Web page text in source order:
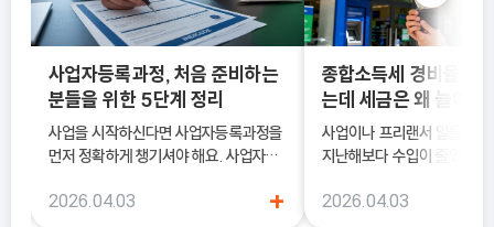
사업자등록과정, 처음 준비하는
분들을 위한 5단계 정리
사업을 시작하신다면 사업자등록과정을
먼저 정확하게 챙기셔야 해요. 사업자등
국세청에 정식으로 사업을 시작한다고
2026.04.03 +
종합소득세 경비율, 수
는데 세금은 왜 늘어날
사업이나 프리랜서 일을 하
지난해보다 수입이 줄었는
더 늘어난 것처럼 느껴질 때
2026.04.03